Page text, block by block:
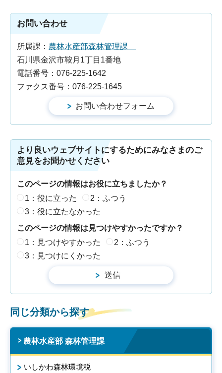
お問い合わせ
所属課： 農林水産部森林管理課
石川県金沢市鞍月1丁目1番地
電話番号：076-225-1642
ファクス番号：076-225-1645
より良いウェブサイトにするためにみなさまのご
意見をお聞かせください
このページの情報はお役に立ちましたか？
1：役に立った
2：ふつう
3：役に立たなかった
このページの情報は見つけやすかったですか？
1：見つけやすかった
2：ふつう
3：見つけにくかった
同じ分類から探す
農林水産部 森林管理課
いしかわ森林環境税